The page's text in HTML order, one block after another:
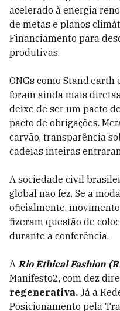
acelerado à energia
de metas e planos
Financiamento para
produtivas.
ONGs como Stand.earth
foram ainda mais
deixe de ser um pacto
pacto de obrigações.
carvão, transparência
cadeias inteiras
A sociedade civil
global não fez. Se a
oficialmente,
fizeram questão de
durante a conferência.
A Rio Ethical Fashion
Manifesto2, com dez
regenerativa. Já a
Posicionamento pela